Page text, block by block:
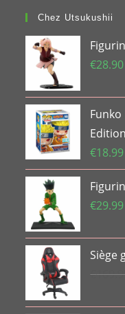
Chez Utsukushii
€28.90
€18.99
€29.99
Siège
€